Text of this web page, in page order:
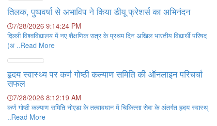
तिलक, पुष्पवर्षा से अभाविप ने किया डीयू फ्रेशर्स का अभिनंदन
7/28/2026 9:14:24 PM
दिल्ली विश्वविद्यालय में नए शैक्षणिक सत्र के प्रथम दिन अखिल भारतीय विद्यार्थी परिषद
(अ ..Read More
हृदय स्वास्थ्य पर कर्ण गोष्ठी कल्याण समिति की ऑनलाइन परिचर्चा
सफल
7/28/2026 8:12:19 AM
कर्ण गोष्ठी कल्याण समिति नोएडा के तत्वावधान में चिकित्सा सेवा के अंतर्गत हृदय स्वास्थ्
..Read More